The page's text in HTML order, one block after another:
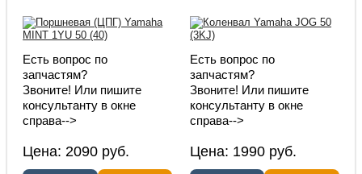
Есть вопрос по
запчастям?
Звоните! Или пишите
консультанту в окне
справа-->
Цена:2090 руб.
Есть вопрос по
запчастям?
Звоните! Или пишите
консультанту в окне
справа-->
Цена: 1990 руб.